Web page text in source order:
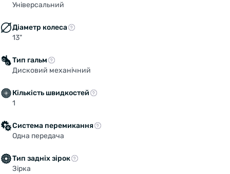
Універсальний
Діаметр колеса
13"
Тип гальм
Дисковий механічний
Кількість швидкостей
1
Система перемикання
Одна передача
Тип задніх зірок
Зірка